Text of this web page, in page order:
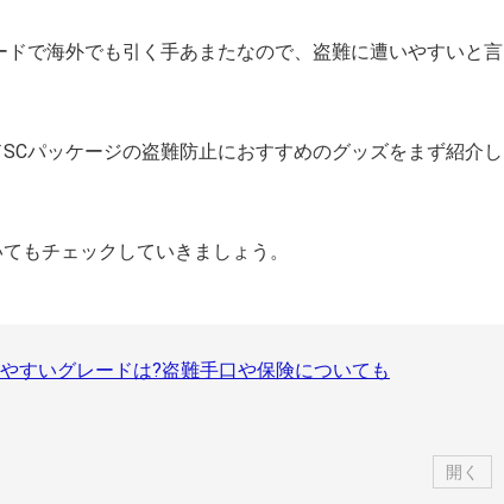
で海外でも引く手あまたなので、盗難に遭いやすいと言
パッケージの盗難防止におすすめのグッズをまず紹介し
もチェックしていきましょう。
すいグレードは?盗難手口や保険についても
開く